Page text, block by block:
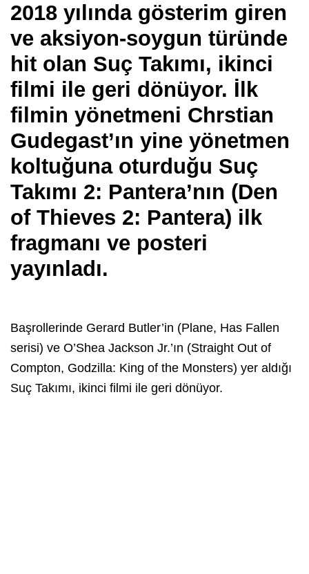
2018 yılında gösterim giren
ve aksiyon-soygun türünde
hit olan Suç Takımı, ikinci
filmi ile geri dönüyor. İlk
filmin yönetmeni Chrstian
Gudegast’ın yine yönetmen
koltuğuna oturduğu Suç
Takımı 2: Pantera’nın (Den
of Thieves 2: Pantera) ilk
fragmanı ve posteri
yayınladı.
Başrollerinde Gerard Butler’in (Plane, Has Fallen
serisi) ve O’Shea Jackson Jr.’ın (Straight Out of
Compton, Godzilla: King of the Monsters) yer aldığı
Suç Takımı, ikinci filmi ile geri dönüyor.